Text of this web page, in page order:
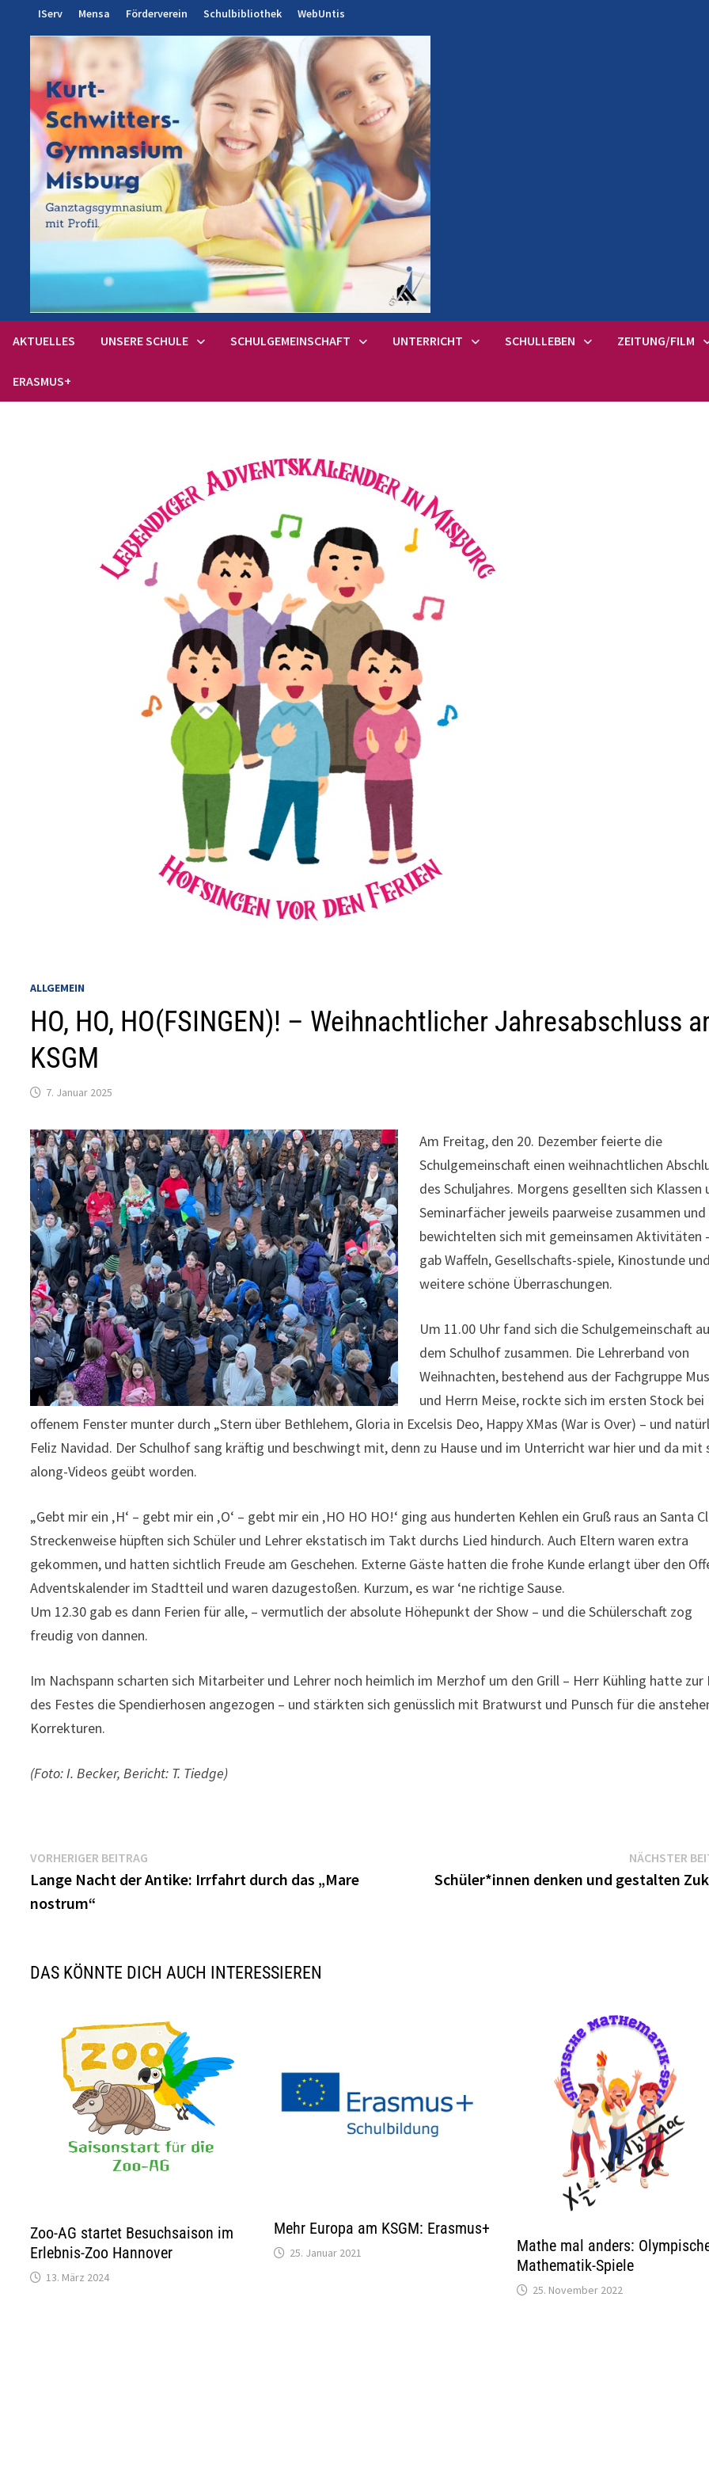
Inhalt
IServ Mensa Förderverein Schulbibliothek WebUntis
AKTUELLES UNSERE SCHULE SCHULGEMEINSCHAFT UNTERRICHT SCHULLEBEN ZEITUNG/FILM
ERASMUS+
ALLGEMEIN
HO, HO, HO(FSINGEN)! – Weihnachtlicher Jahresabschluss
KSGM
7. Januar 2025
Am Freitag, den 20. Dezember feierte die
Schulgemeinschaft einen weihnachtlichen
des Schuljahres. Morgens gesellten sich Klassen
Seminarfächer jeweils paarweise zusammen und
bewichtelten sich mit gemeinsamen Aktivitäten
gab Waffeln, Gesellschafts-spiele, Kinostunde
weitere schöne Überraschungen.
Um 11.00 Uhr fand sich die Schulgemeinschaft
dem Schulhof zusammen. Die Lehrerband von
Weihnachten, bestehend aus der Fachgruppe
und Herrn Meise, rockte sich im ersten Stock bei
offenem Fenster munter durch „Stern über Bethlehem, Gloria in Excelsis Deo, Happy XMas (War is Over) – und
Feliz Navidad. Der Schulhof sang kräftig und beschwingt mit, denn zu Hause und im Unterricht war hier und da mit
along-Videos geübt worden.
„Gebt mir ein ‚H‘ – gebt mir ein ‚O‘ – gebt mir ein ‚HO HO HO!‘ ging aus hunderten Kehlen ein Gruß raus an Santa
Streckenweise hüpften sich Schüler und Lehrer ekstatisch im Takt durchs Lied hindurch. Auch Eltern waren extra
gekommen, und hatten sichtlich Freude am Geschehen. Externe Gäste hatten die frohe Kunde erlangt über den
Adventskalender im Stadtteil und waren dazugestoßen. Kurzum, es war ‘ne richtige Sause.
Um 12.30 gab es dann Ferien für alle, – vermutlich der absolute Höhepunkt der Show – und die Schülerschaft zog
freudig von dannen.
Im Nachspann scharten sich Mitarbeiter und Lehrer noch heimlich im Merzhof um den Grill – Herr Kühling hatte zur
des Festes die Spendierhosen angezogen – und stärkten sich genüsslich mit Bratwurst und Punsch für die
Korrekturen.
(Foto: I. Becker, Bericht: T. Tiedge)
Beitragsnavigation
VORHERIGER BEITRAG
Beitrag:
Lange Nacht der Antike: Irrfahrt durch das „Mare
nostrum“
NÄCHSTER
Schüler*innen denken und gestalten
DAS KÖNNTE DICH AUCH INTERESSIEREN
Zoo-AG startet Besuchsaison im
Erlebnis-Zoo Hannover
13. März 2024
Mehr Europa am KSGM: Erasmus+
25. Januar 2021
Mathe mal anders:
Mathematik-Spiele
25. November 2022